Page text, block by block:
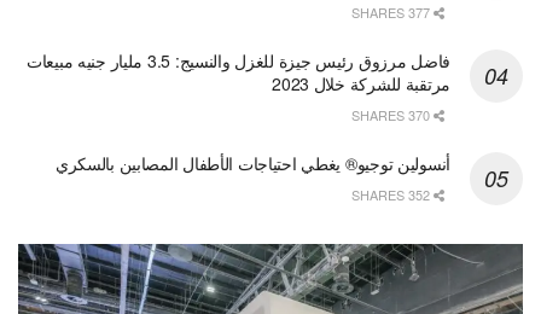
فاضل مرزوق رئيس جيزة للغزل والنسيج: 3.5 مليار جنيه مبيعات
مرتقبة للشركة خلال 2023
أنسولين توجيو® يغطي احتياجات الأطفال المصابين بالسكري